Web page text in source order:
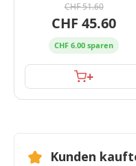
CHF 51.60
CHF 45.60
CHF 6.00 sparen
+
Kunden